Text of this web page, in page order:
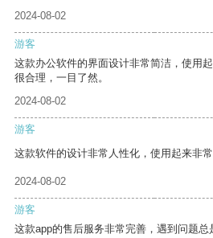
2024-08-02
游客
这款办公软件的界面设计非常简洁，使用
很合理，一目了然。
2024-08-02
游客
这款软件的设计非常人性化，使用起来非常
2024-08-02
游客
这款app的售后服务非常完善，遇到问题